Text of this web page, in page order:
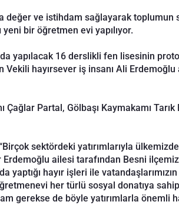
değer ve istihdam sağlayarak toplumun
bir öğretmen evi yapılıyor.
yapılacak 16 derslikli fen lisesinin
hayırsever iş insanı Ali Erdemoğlu
Partal, Gölbaşı Kaymakamı Tarık
sektördeki yatırımlarıyla
ailesi tarafından Besni
hayır işleri ile
her türlü sosyal donatıya
gerekse de böyle yatırımlarla önemli